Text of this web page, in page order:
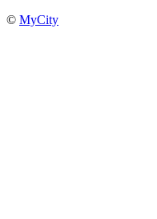
© MyCity